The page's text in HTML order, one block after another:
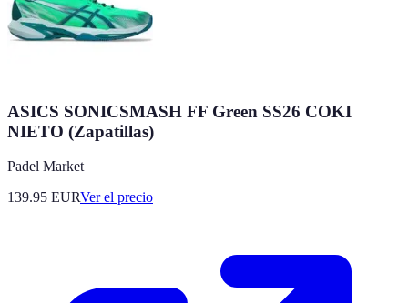
ASICS SONICSMASH FF Green SS26 COKI
NIETO (Zapatillas)
Padel Market
139.95 EURVer el precio